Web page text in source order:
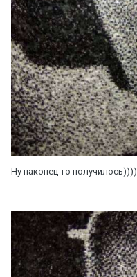
Ну наконец то получилось))))